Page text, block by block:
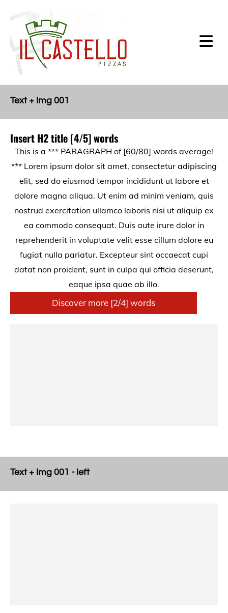
Text + Img 001
Insert H2 title [4/5] words
This is a *** PARAGRAPH of [60/80] words average!
*** Lorem ipsum dolor sit amet, consectetur adipiscing
elit, sed do eiusmod tempor incididunt ut labore et
dolore magna aliqua. Ut enim ad minim veniam, quis
nostrud exercitation ullamco laboris nisi ut aliquip ex
ea commodo consequat. Duis aute irure dolor in
reprehenderit in voluptate velit esse cillum dolore eu
fugiat nulla pariatur. Excepteur sint occaecat cupi
datat non proident, sunt in culpa qui officia deserunt,
eaque ipsa quae ab illo.
Discover more [2/4] words
Text + Img 001 - left